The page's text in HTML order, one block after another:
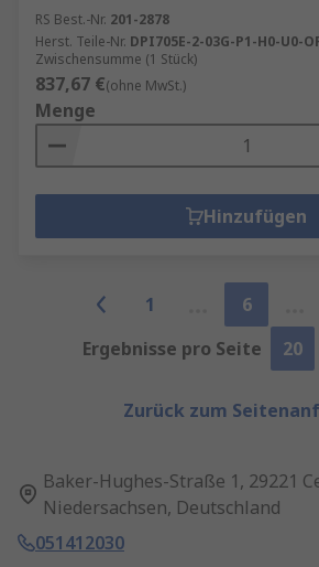
RS Best.-Nr. 201-2878
Herst. Teile-Nr. DPI705E-2-03G-P1-H0-U0-
Zwischensumme (1 Stück)
837,67 €(ohne MwSt.)
Menge
Hinzufügen
1 6
Ergebnisse pro Seite
20
Zurück zum
Baker-Hughes-Straße 1, 29221
Niedersachsen, Deutschland
051412030